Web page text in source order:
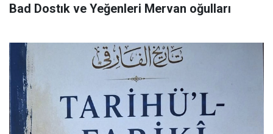
Bad Dostık ve Yeğenleri Mervan oğulları